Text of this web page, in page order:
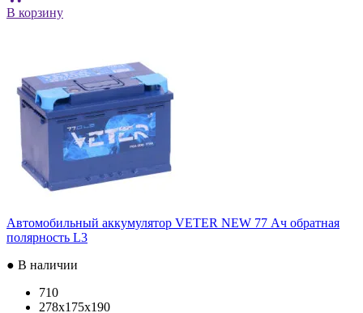
В корзину
Автомобильный аккумулятор VETER NEW 77 Ач обратная
полярность L3
● В наличии
710
278x175x190